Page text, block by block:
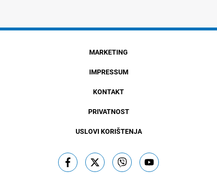
MARKETING
IMPRESSUM
KONTAKT
PRIVATNOST
USLOVI KORIŠTENJA